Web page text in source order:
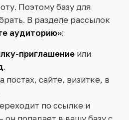
Поэтому базу для
В разделе рассылок
аудиторию»:
приглашение или
.
постах, сайте, визитке, в
по ссылке и